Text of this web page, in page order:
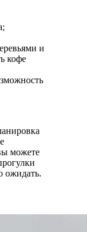
и
кофе
можете
ожидать.